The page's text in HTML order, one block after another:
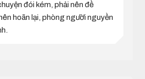
đói kém, phải nên đề
hoãn lại, phòng người nguyền